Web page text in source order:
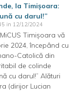
la Timişoara:
cu darul!”
in 12/12/2024
Timișoara vă
2024, începând cu
Catolică din
de colinde
cu darul!” Alături
(dirijor Lucian